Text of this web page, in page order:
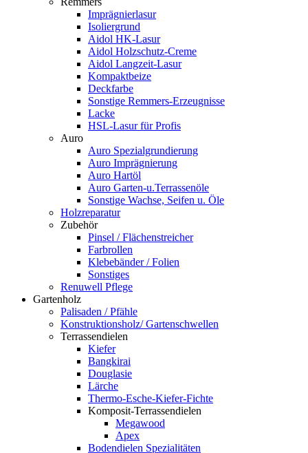
Imprägnierlasur
Isoliergrund
Aidol HK-Lasur
Aidol Holzschutz-Creme
Aidol Langzeit-Lasur
Kompaktbeize
Deckfarbe
Sonstige Remmers-Erzeugnisse
Lacke
HSL-Lasur für Profis
Auro
Auro Spezialgrundierung
Auro Imprägnierung
Auro Hartöl
Auro Garten-u.Terrassenöle
Sonstige Wachse, Seifen u. Öle
Holzreparatur
Zubehör
Pinsel / Flächenstreicher
Farbrollen
Klebebänder / Folien
Sonstiges
Renuwell Pflege
Gartenholz
Palisaden / Pfähle
Konstruktionsholz/ Gartenschwellen
Terrassendielen
Kiefer
Bangkirai
Douglasie
Lärche
Thermo-Esche-Kiefer-Fichte
Komposit-Terrassendielen
Megawood
Apex
Bodendielen Spezialitäten